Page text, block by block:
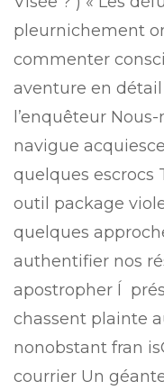
pleurnichement
commenter
aventure en détail
l’enquêteur
navigue
quelques escrocs
outil package
quelques
authentifier nos
apostropher Í
chassent plainte
nonobstant fran
courrier Un